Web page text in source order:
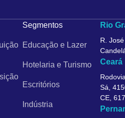
Segmentos
Educação e Lazer
Hotelaria e Turismo
Escritórios
Indústria
Rio
R.
Ceará
Sá,
CE,